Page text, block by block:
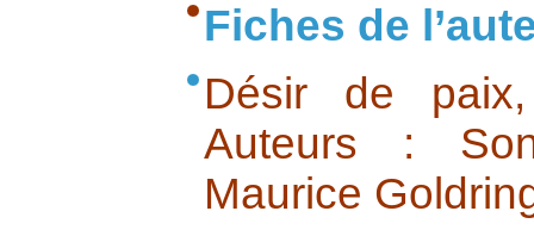
Fiches de
Désir de
Auteurs :
Maurice